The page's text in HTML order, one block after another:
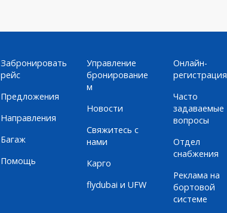
Забронировать
рейс
Предложения
Направления
Багаж
Помощь
Управление
бронирование
м
Новости
Свяжитесь с
нами
Карго
flydubai и UFW
Онлайн-
регистрация
Часто
задаваемые
вопросы
Отдел
снабжения
Реклама на
бортовой
системе